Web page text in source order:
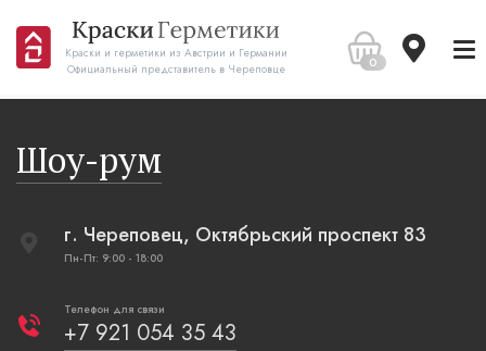
Краски и герметики из Австрии и Германии
Официальный представитель в Череповце
0
Шоу-рум
г. Череповец, Октябрьский проспект 83
Пн-Пт: 9:00 - 18:00
Телефон для связи
+7 921 054 35 43